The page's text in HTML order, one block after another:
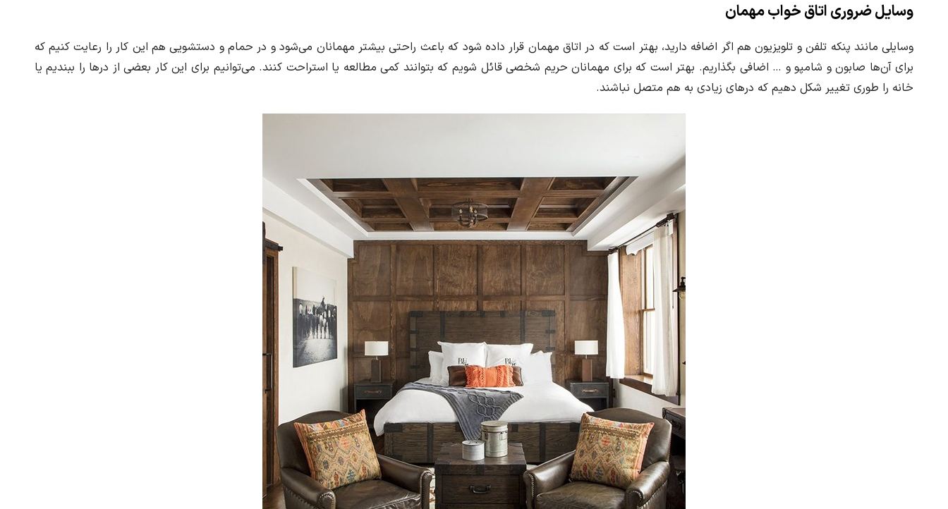
وسایل ضروری اتاق خواب مهمان
وسایلی مانند پنکه تلفن و تلویزیون هم اگر اضافه دارید، بهتر است که در اتاق مهمان قرار داده شود که باعث راحتی بیشتر مهمانان می‌شود و در حمام و دستشویی هم این کار را رعایت کنیم که
برای آن‌ها صابون و شامپو و … اضافی بگذاریم. بهتر است که برای مهمانان حریم شخصی قائل شویم که بتوانند کمی مطالعه یا استراحت کنند. می‌توانیم برای این کار بعضی از درها را ببندیم یا
خانه را طوری تغییر شکل دهیم که درهای زیادی به هم متصل نباشند.